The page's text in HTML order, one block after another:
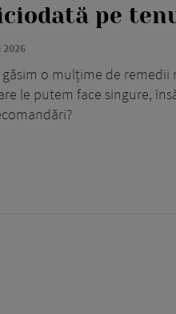
pe
găsim o mulțime de remedii
le putem face singure,